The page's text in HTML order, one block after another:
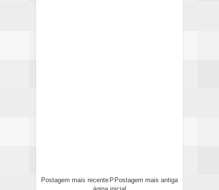
Postagem mais recente Postagem mais antiga
P